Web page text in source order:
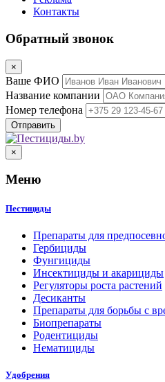
Контакты
Обратный звонок
×
Ваше ФИО
Название компании
Номер телефона
×
Меню
Пестициды
Препараты для
Гербициды
Фунгициды
Инсектициды и акарициды
Регуляторы роста растений
Десиканты
Препараты для борьбы с
Биопрепараты
Родентициды
Нематициды
Удобрения